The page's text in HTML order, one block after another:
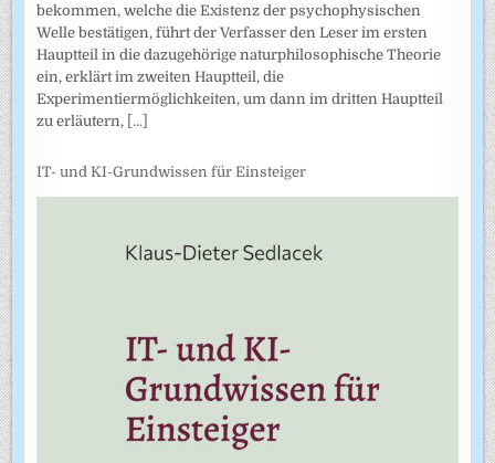
bekommen, welche die Existenz der psychophysischen
Welle bestätigen, führt der Verfasser den Leser im ersten
Hauptteil in die dazugehörige naturphilosophische Theorie
ein, erklärt im zweiten Hauptteil, die
Experimentiermöglichkeiten, um dann im dritten Hauptteil
zu erläutern, [...]
IT- und KI-Grundwissen für Einsteiger